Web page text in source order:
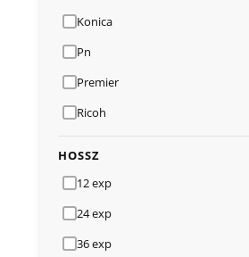
Konica
Pn
Premier
Ricoh
HOSSZ
12 exp
24 exp
36 exp